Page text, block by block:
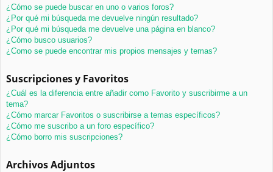
¿Cómo se puede buscar en uno o varios foros?
¿Por qué mi búsqueda me devuelve ningún resultado?
¿Por qué mi búsqueda me devuelve una página en blanco?
¿Cómo busco usuarios?
¿Como se puede encontrar mis propios mensajes y temas?
Suscripciones y Favoritos
¿Cuál es la diferencia entre añadir como Favorito y suscribirme a un
tema?
¿Cómo marcar Favoritos o suscribirse a temas específicos?
¿Cómo me suscribo a un foro específico?
¿Cómo borro mis suscripciones?
Archivos Adjuntos